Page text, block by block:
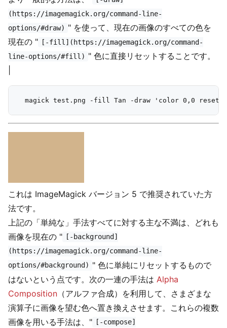
(https://imagemagick.org/command-line-
options/#draw) " を使って、現在の画像のすべての色を
現在の "
[-fill](https://imagemagick.org/command-
line-options/#fill) " 色に直接リセットすることです。
これは ImageMagick バージョン 5 で推奨されていた方
法です。
上記の「単純な」手法すべてに対する主な不満は、どれも
画像を現在の "
[-background]
(https://imagemagick.org/command-line-
options/#background) " 色に単純にリセットするもので
はないという点です。次の一連の手法は Alpha
Composition （アルファ合成）を利用して、さまざまな
演算子に画像を望む色へ置き換えさせます。これらの複数
画像を用いる手法は、"
[-compose]